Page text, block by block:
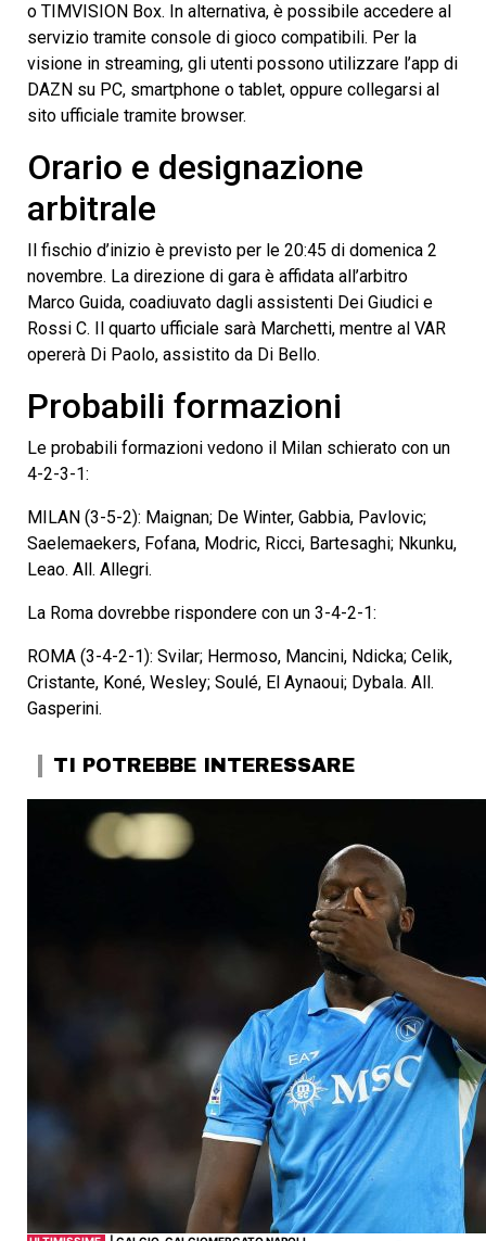
o TIMVISION Box. In alternativa, è possibile accedere al
servizio tramite console di gioco compatibili. Per la
visione in streaming, gli utenti possono utilizzare l’app di
DAZN su PC, smartphone o tablet, oppure collegarsi al
sito ufficiale tramite browser.
Orario e designazione
arbitrale
Il fischio d’inizio è previsto per le 20:45 di domenica 2
novembre. La direzione di gara è affidata all’arbitro
Marco Guida, coadiuvato dagli assistenti Dei Giudici e
Rossi C. Il quarto ufficiale sarà Marchetti, mentre al VAR
opererà Di Paolo, assistito da Di Bello.
Probabili formazioni
Le probabili formazioni vedono il Milan schierato con un
4-2-3-1:
MILAN (3-5-2): Maignan; De Winter, Gabbia, Pavlovic;
Saelemaekers, Fofana, Modric, Ricci, Bartesaghi; Nkunku,
Leao. All. Allegri.
La Roma dovrebbe rispondere con un 3-4-2-1:
ROMA (3-4-2-1): Svilar; Hermoso, Mancini, Ndicka; Celik,
Cristante, Koné, Wesley; Soulé, El Aynaoui; Dybala. All.
Gasperini.
TI POTREBBE INTERESSARE